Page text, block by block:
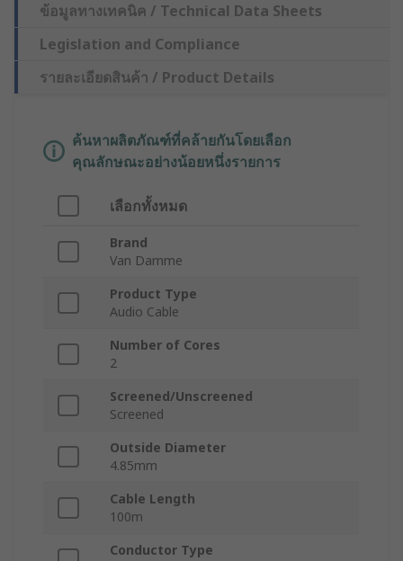
ข้อมูลทางเทคนิค / Technical Data Sheets
Legislation and Compliance
รายละเอียดสินค้า / Product Details
ค้นหาผลิตภัณฑ์ที่คล้ายกันโดยเลือก
คุณลักษณะอย่างน้อยหนึ่งรายการ
เลือกทั้งหมด
Brand
Van Damme
Product Type
Audio Cable
Number of Cores
2
Screened/Unscreened
Screened
Outside Diameter
4.85mm
Cable Length
100m
Conductor Type